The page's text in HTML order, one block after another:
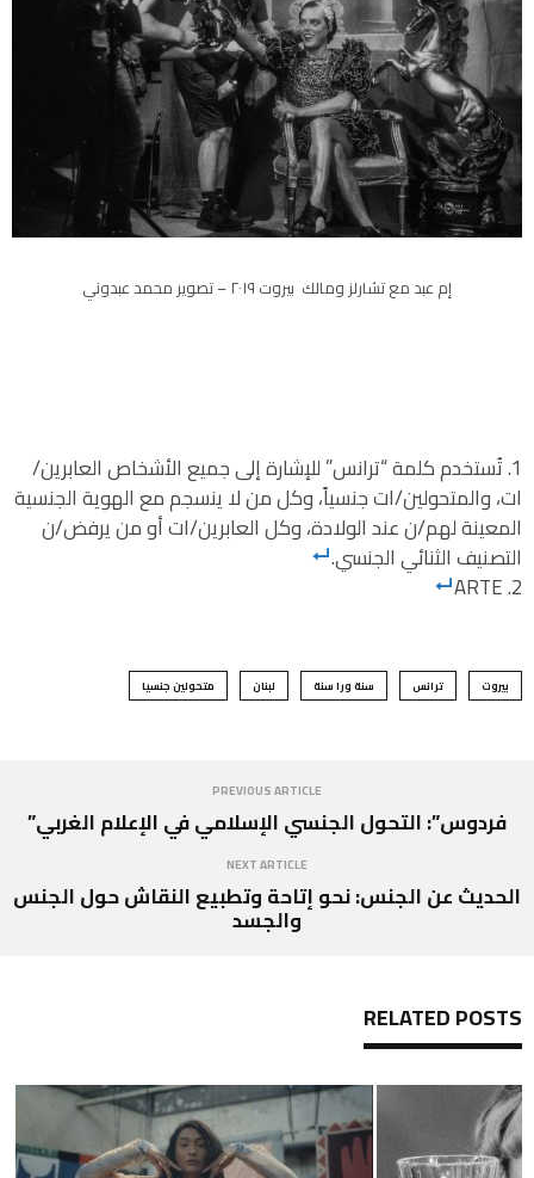
إم عبد مع تشارلز ومالك بيروت ٢٠١٩ – تصوير محمد عبدوني
تُستخدم كلمة “ترانس” للإشارة إلى جميع الأشخاص العابرين/
ات، والمتحولين/ات جنسياً، وكل من لا ينسجم مع الهوية الجنسية
المعينة لهم/ن عند الولادة، وكل العابرين/ات أو من يرفض/ن
التصنيف الثنائي الجنسي.
ARTE
بيروت ترانس سنة ورا سنة لبنان متحولين جنسيا
PREVIOUS ARTICLE
فردوس”: التحول الجنسي الإسلامي في الإعلام الغربي”
NEXT ARTICLE
الحديث عن الجنس: نحو إتاحة وتطبيع النقاش حول الجنس
والجسد
RELATED POSTS